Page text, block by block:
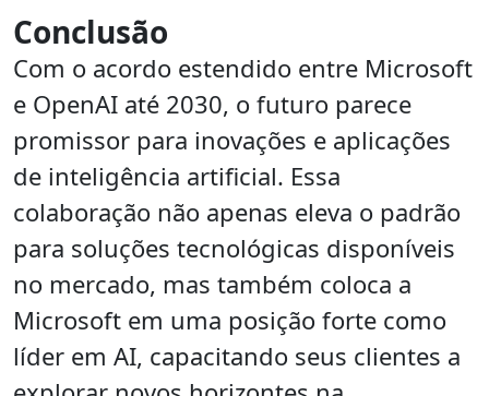
Conclusão
Com o acordo estendido entre Microsoft
e OpenAI até 2030, o futuro parece
promissor para inovações e aplicações
de inteligência artificial. Essa
colaboração não apenas eleva o padrão
para soluções tecnológicas disponíveis
no mercado, mas também coloca a
Microsoft em uma posição forte como
líder em AI, capacitando seus clientes a